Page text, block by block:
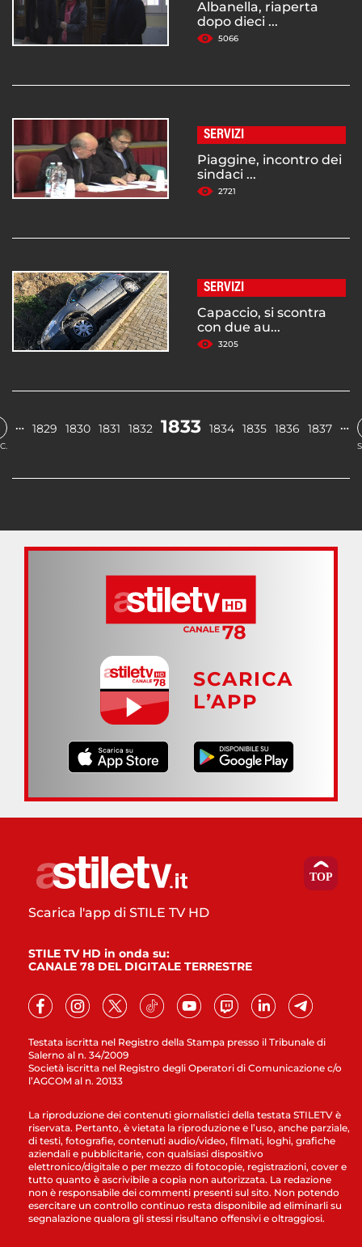
Albanella, riaperta
dopo dieci ...
5066
SERVIZI
Piaggine, incontro dei
sindaci ...
2721
SERVIZI
Capaccio, si scontra
con due au...
3205
… 1829 1830 1831 1832 1833 1834 1835 1836 1837 …
SCARICA
L’APP
Testata iscritta nel Registro della Stampa presso il Tribunale di
Salerno al n. 34/2009
Società iscritta nel Registro degli Operatori di Comunicazione c/o
l’AGCOM al n. 20133
Scarica l'app di STILE TV HD
STILE TV HD in onda su:
CANALE 78 DEL DIGITALE TERRESTRE
La riproduzione dei contenuti giornalistici della testata STILETV è
riservata. Pertanto, è vietata la riproduzione e l’uso, anche parziale,
di testi, fotografie, contenuti audio/video, filmati, loghi, grafiche
aziendali e pubblicitarie, con qualsiasi dispositivo
elettronico/digitale o per mezzo di fotocopie, registrazioni, cover e
tutto quanto è ascrivibile a copia non autorizzata. La redazione
non è responsabile dei commenti presenti sul sito. Non potendo
esercitare un controllo continuo resta disponibile ad eliminarli su
segnalazione qualora gli stessi risultano offensivi e oltraggiosi.